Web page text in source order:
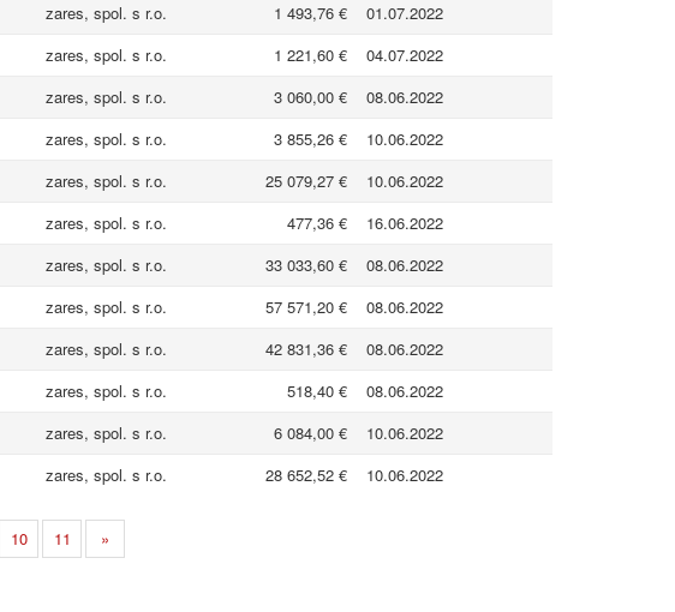
zares, spol. s r.o. 1 493,76 €
01.07.2022
zares, spol. s r.o. 1 221,60 €
04.07.2022
zares, spol. s r.o. 3 060,00 €
08.06.2022
zares, spol. s r.o. 3 855,26 €
10.06.2022
zares, spol. s r.o. 25 079,27 €
10.06.2022
zares, spol. s r.o. 477,36 €
16.06.2022
zares, spol. s r.o. 33 033,60 €
08.06.2022
zares, spol. s r.o. 57 571,20 €
08.06.2022
zares, spol. s r.o. 42 831,36 €
08.06.2022
zares, spol. s r.o. 518,40 €
08.06.2022
zares, spol. s r.o. 6 084,00 €
10.06.2022
zares, spol. s r.o. 28 652,52 € 10.06.2022
10 11 »